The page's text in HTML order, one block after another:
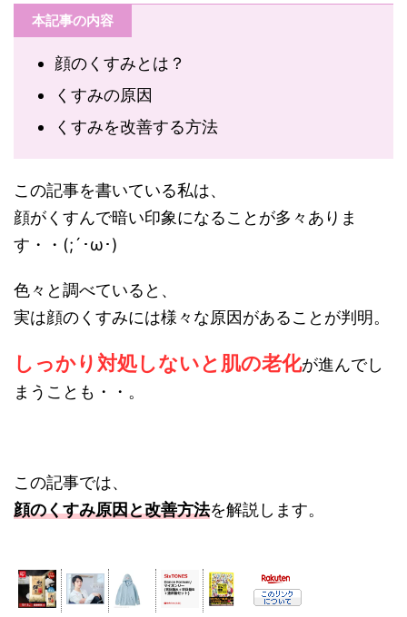
本記事の内容
顔のくすみとは？
くすみの原因
くすみを改善する方法
この記事を書いている私は、
顔がくすんで暗い印象になることが多々ありま
す・・(;´･ω･)
色々と調べていると、
実は顔のくすみには様々な原因があることが判明。
しっかり対処しないと肌の老化が進んでし
まうことも・・。
この記事では、
顔のくすみ原因と改善方法を解説します。